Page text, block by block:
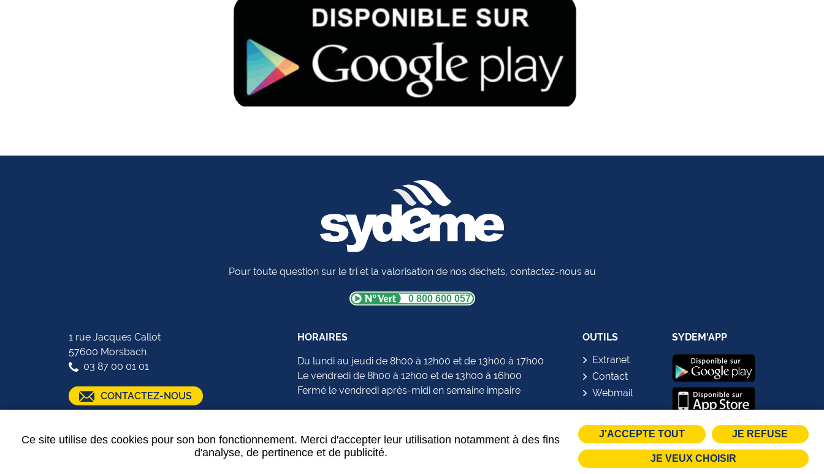
Ce site utilise des cookies pour son bon fonctionnement. Merci d'accepter leur utilisation notamment à des fins
d'analyse, de pertinence et de publicité.
J'ACCEPTE TOUT JE REFUSE
JE VEUX CHOISIR
Pour toute question sur le tri et la valorisation de nos déchets, contactez-nous au
0 800 600 057
1 rue Jacques Callot
57600 Morsbach
03 87 00 01 01
CONTACTEZ-NOUS
HORAIRES
Du lundi au jeudi de 8h00 à 12h00 et de 13h00 à 17h00
Le vendredi de 8h00 à 12h00 et de 13h00 à 16h00
Fermé le vendredi après-midi en semaine impaire
OUTILS
Extranet
Contact
Webmail
SYDEM'APP